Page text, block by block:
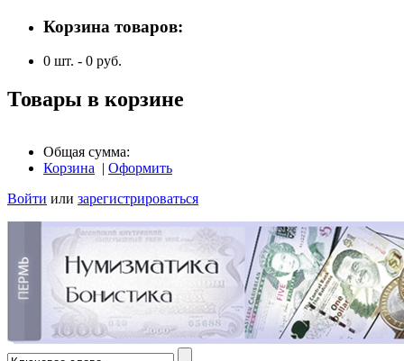
Корзина товаров:
0 шт. - 0 руб.
Товары в корзине
Общая сумма:
Корзина | Оформить
Войти или зарегистрироваться